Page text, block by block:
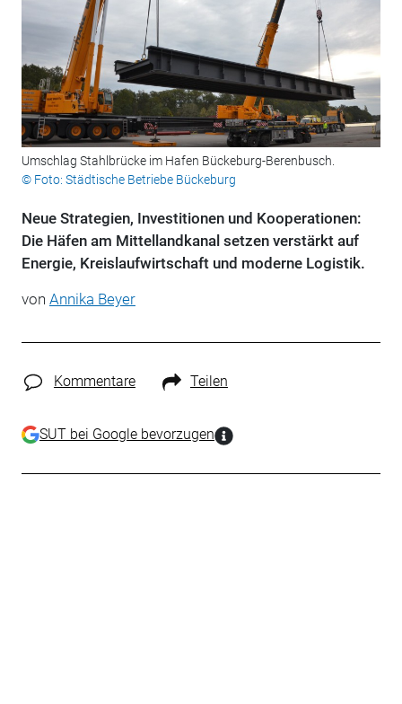
Umschlag Stahlbrücke im Hafen Bückeburg-Berenbusch.
© Foto: Städtische Betriebe Bückeburg
Neue Strategien, Investitionen und Kooperationen:
Die Häfen am Mittellandkanal setzen verstärkt auf
Energie, Kreislaufwirtschaft und moderne Logistik.
von Annika Beyer
Kommentare Teilen
SUT bei Google bevorzugen